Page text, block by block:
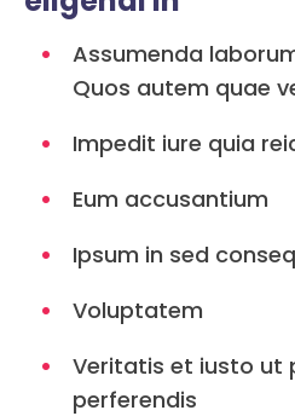
Assumenda
Quos autem quae
Impedit iure quia
Eum accusantium
Ipsum in sed
Voluptatem
Veritatis et iusto ut
perferendis